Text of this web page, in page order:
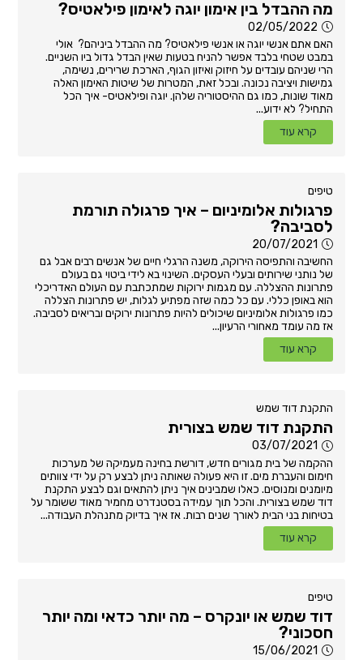
מה ההבדל בין אימון יוגה לאימון פילאטיס?
02/05/2022
האם אתם אנשי יוגה או אנשי פילאטיס? מה ההבדל ביניהם? אולי
במבט שטחי בלבד אפשר להניח בטעות שאין הבדל גדול ביו השניים.
הרי שניהם עובדים על חיזוק ואיזון הגוף, הארכת שרירים, נשימה,
גמישות ויציבה נכונה. ובכל זאת, המטרות של שיטות האימון האלה
מאוד שונות, כמו גם ההיסטוריה שלהן. יוגה ופילאטיס- איך הכל
התחיל? לא ידוע...
קרא עוד
טיפים
פרגולות אלומיניום – איך פרגולה תורמת
לסביבה?
20/07/2021
החשיבה והתפיסה הירוקה, משנה הרגלי חיים של אנשים רבים אבל גם
של נותני שירותים ובעלי העסקים. השינוי בא לידי ביטוי גם בעולם
פתרונות ההצללה. עם מגמות ירוקות שמתכתבת עם העולם האדריכלי
הוא באופן כללי. עם כל כמה שזה מפתיע לגלות, יש פתרונות הצללה
כמו פרגולות אלומיניום שיכולים להיות פתרונות ירוקים ובריאים לסביבה.
אז מה עומד מאחורי הרעיון...
קרא עוד
התקנת דוד שמש
התקנת דוד שמש בצורית
03/07/2021
ההקמה של בית מגורים חדש, דורשת בחינה מעמיקה של מערכות
חימום והעברת מים. זו היא פעולה שאותה ניתן לבצע רק על ידי צוותים
מיומנים ומנוסים. כאלו שמבינים איך ניתן להתאים וגם לבצע התקנת
דוד שמש בצורית. והכל תוך עמידה בסטנדרט מחמיר מאוד ששומר על
בטיחות בני הבית לאורך שנים רבות. אז איך בדיוק מתנהלת העבודה...
קרא עוד
טיפים
דוד שמש או יונקרס – מה יותר כדאי ומה יותר
חסכוני?
15/06/2021